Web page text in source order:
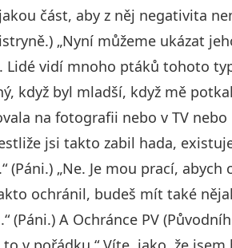
část, aby z něj negativita
„Nyní můžeme ukázat
Lidé vidí mnoho ptáků tohoto
když byl mladší, když mě
na fotografii nebo v TV
jsi takto zabil hada,
(Páni.) „Ne. Je mou prací,
ochránil, budeš mít také
(Páni.) A Ochránce PV